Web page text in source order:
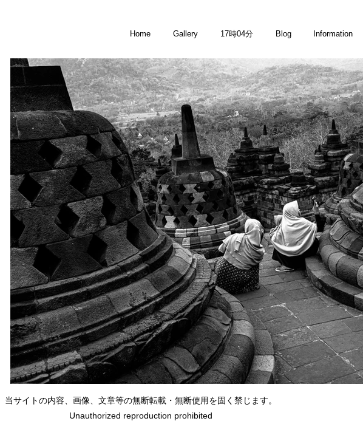
Home Gallery 17時04分 Blog Information
当サイトの内容、画像、文章等の無断転載・無断使用を固く禁じます。
Unauthorized reproduction prohibited